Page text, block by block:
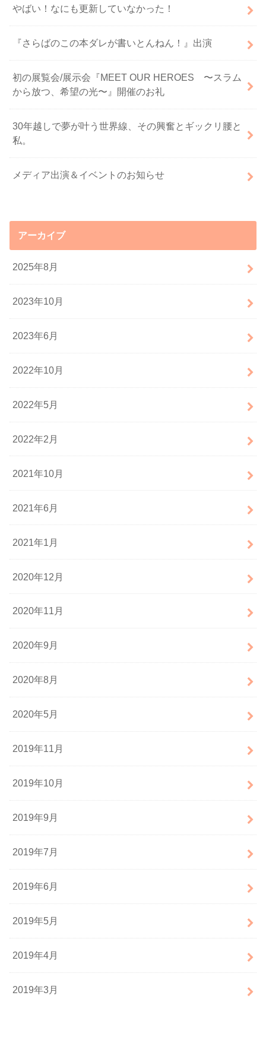
やばい！なにも更新していなかった！
『さらばのこの本ダレが書いとんねん！』出演
初の展覧会/展示会『MEET OUR HEROES 〜スラム
から放つ、希望の光〜』開催のお礼
30年越しで夢が叶う世界線、その興奮とギックリ腰と
私。
メディア出演＆イベントのお知らせ
アーカイブ
2025年8月
2023年10月
2023年6月
2022年10月
2022年5月
2022年2月
2021年10月
2021年6月
2021年1月
2020年12月
2020年11月
2020年9月
2020年8月
2020年5月
2019年11月
2019年10月
2019年9月
2019年7月
2019年6月
2019年5月
2019年4月
2019年3月